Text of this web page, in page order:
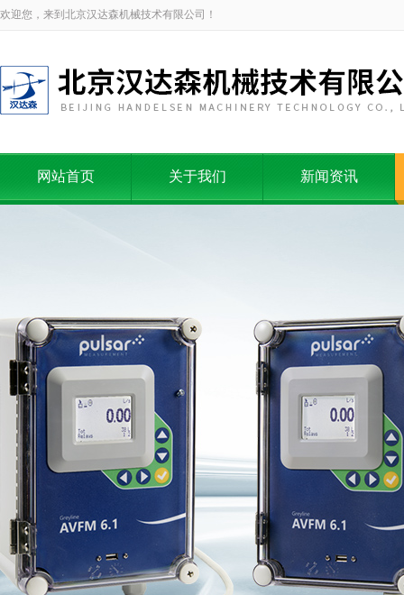
欢迎您，来到北京汉达森机械技术有限公司！
网站首页 关于我们 新闻资讯